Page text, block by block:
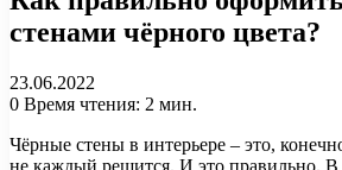
стенами чёрного цвета?
23.06.2022
0 Время чтения: 2 мин.
Чёрные стены в интерьере – это,
не каждый решится. И это правильно. В